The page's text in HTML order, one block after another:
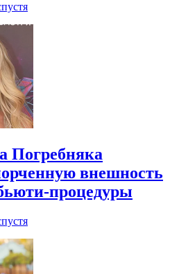
Погребняка
внешность
процедуры